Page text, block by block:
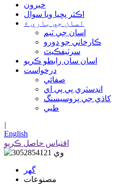
خبرون
اڪثر پڇيا ويا سوال
اسان جي باري ۾
اسان جي ٽيم
ڪارخاني جو دورو
سرٽيفڪيٽ
اسان سان رابطو ڪريو
درخواست
صفائي
انڊسٽري پي پي اي
کاڌي جي پروسيسنگ
طبي
|
English
اقتباس حاصل ڪريو
گھر
مصنوعات